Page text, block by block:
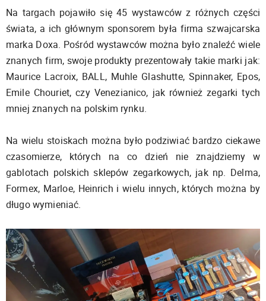
Na targach pojawiło się 45 wystawców z różnych części
świata, a ich głównym sponsorem była firma szwajcarska
marka Doxa. Pośród wystawców można było znaleźć wiele
znanych firm, swoje produkty prezentowały takie marki jak:
Maurice Lacroix, BALL, Muhle Glashutte, Spinnaker, Epos,
Emile Chouriet, czy Venezianico, jak również zegarki tych
mniej znanych na polskim rynku.
Na wielu stoiskach można było podziwiać bardzo ciekawe
czasomierze, których na co dzień nie znajdziemy w
gablotach polskich sklepów zegarkowych, jak np. Delma,
Formex, Marloe, Heinrich i wielu innych, których można by
długo wymieniać.